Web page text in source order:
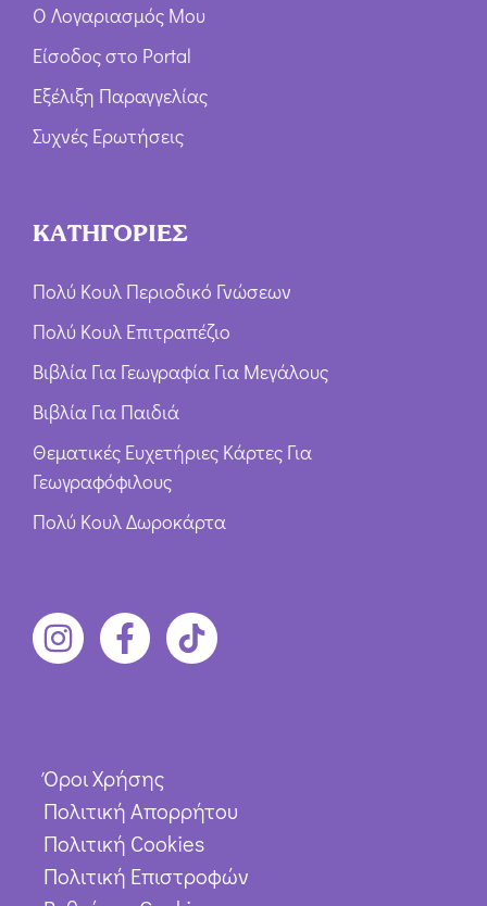
Ο Λογαριασμός Μου
Είσοδος στο Portal
Εξέλιξη Παραγγελίας
Συχνές Ερωτήσεις
ΚΑΤΗΓΟΡΙΕΣ
Πολύ Κουλ Περιοδικό Γνώσεων
Πολύ Κουλ Επιτραπέζιο
Βιβλία Για Γεωγραφία Για Μεγάλους
Βιβλία Για Παιδιά
Θεματικές Ευχετήριες Κάρτες Για
Γεωγραφόφιλους
Πολύ Κουλ Δωροκάρτα
Όροι Χρήσης
Πολιτική Απορρήτου
Πολιτική Cookies
Πολιτική Επιστροφών